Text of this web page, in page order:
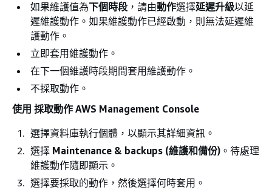
如果維護值為下個時段 ，請由動作選擇延遲升級以延
遲維護動作。如果維護動作已經啟動，則無法延遲維
護動作。
立即套用維護動作。
在下一個維護時段期間套用維護動作。
不採取動作。
使用 採取動作 AWS Management Console
選擇資料庫執行個體，以顯示其詳細資訊。
選擇 Maintenance & backups (維護和備份) 。待處理
維護動作隨即顯示。
選擇要採取的動作，然後選擇何時套用。